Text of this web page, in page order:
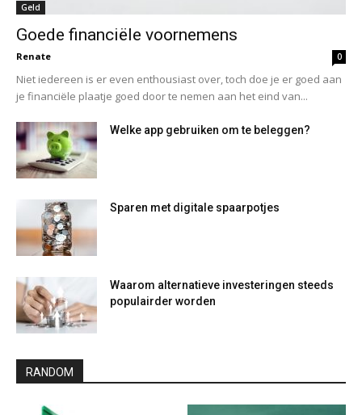
Geld
Goede financiële voornemens
Renate 0
Niet iedereen is er even enthousiast over, toch doe je er goed aan
je financiële plaatje goed door te nemen aan het eind van...
Welke app gebruiken om te beleggen?
Sparen met digitale spaarpotjes
Waarom alternatieve investeringen steeds
populairder worden
RANDOM